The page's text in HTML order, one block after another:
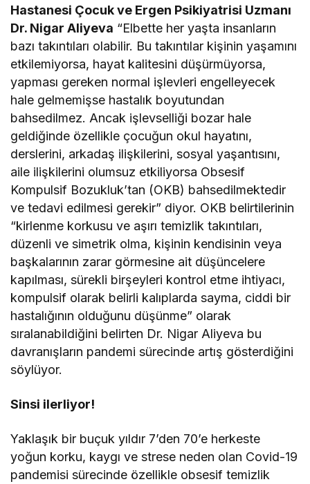
Hastanesi Çocuk ve Ergen Psikiyatrisi Uzmanı
Dr. Nigar Aliyeva “Elbette her yaşta insanların
bazı takıntıları olabilir. Bu takıntılar kişinin yaşamını
etkilemiyorsa, hayat kalitesini düşürmüyorsa,
yapması gereken normal işlevleri engelleyecek
hale gelmemişse hastalık boyutundan
bahsedilmez. Ancak işlevselliği bozar hale
geldiğinde özellikle çocuğun okul hayatını,
derslerini, arkadaş ilişkilerini, sosyal yaşantısını,
aile ilişkilerini olumsuz etkiliyorsa Obsesif
Kompulsif Bozukluk’tan (OKB) bahsedilmektedir
ve tedavi edilmesi gerekir” diyor. OKB belirtilerinin
“kirlenme korkusu ve aşırı temizlik takıntıları,
düzenli ve simetrik olma, kişinin kendisinin veya
başkalarının zarar görmesine ait düşüncelere
kapılması, sürekli birşeyleri kontrol etme ihtiyacı,
kompulsif olarak belirli kalıplarda sayma, ciddi bir
hastalığının olduğunu düşünme” olarak
sıralanabildiğini belirten Dr. Nigar Aliyeva bu
davranışların pandemi sürecinde artış gösterdiğini
söylüyor.
Sinsi ilerliyor!
Yaklaşık bir buçuk yıldır 7’den 70’e herkeste
yoğun korku, kaygı ve strese neden olan Covid-19
pandemisi sürecinde özellikle obsesif temizlik